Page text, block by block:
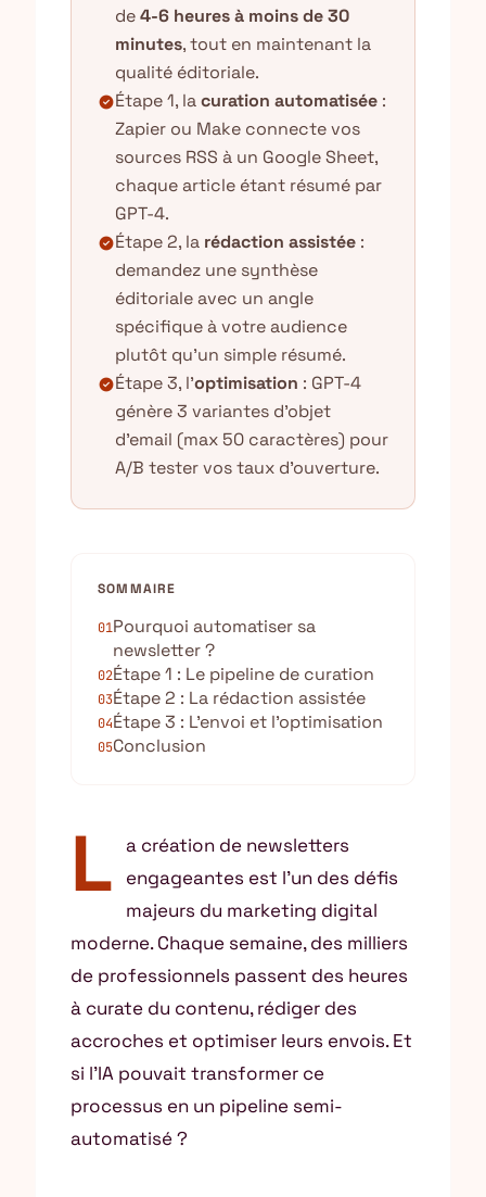
de4-6 heures à moins de 30
minutes, tout en maintenant la
qualité éditoriale.
check_circleÉtape 1, lacuration automatisée :
Zapier ou Make connecte vos
sources RSS à un Google Sheet,
chaque article étant résumé par
GPT-4.
check_circleÉtape 2, la rédaction assistée :
demandez une synthèse
éditoriale avec un angle
spécifique à votre audience
plutôt qu'un simple résumé.
check_circleÉtape 3, l'optimisation : GPT-4
génère 3 variantes d'objet
d'email (max 50 caractères) pour
A/B tester vos taux d'ouverture.
SOMMAIRE
01Pourquoi automatiser sa
newsletter ?
02Étape 1 : Le pipeline de curation
03Étape 2 : La rédaction assistée
04Étape 3 : L’envoi et l’optimisation
05Conclusion
L a création de newsletters
engageantes est l’un des défis
majeurs du marketing digital
moderne. Chaque semaine, des milliers
de professionnels passent des heures
à curate du contenu, rédiger des
accroches et optimiser leurs envois. Et
si l’IA pouvait transformer ce
processus en un pipeline semi-
automatisé ?